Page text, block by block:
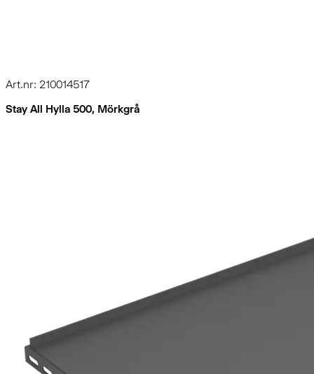
Art.nr: 210014517
Stay All Hylla 500, Mörkgrå